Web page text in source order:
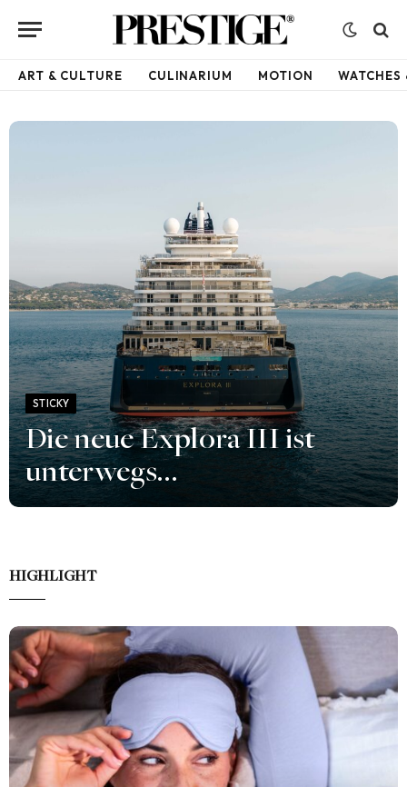
ART & CULTURE CULINARIUM MOTION WATCHES
STICKY
Die neue Explora III ist
unterwegs…
HIGHLIGHT